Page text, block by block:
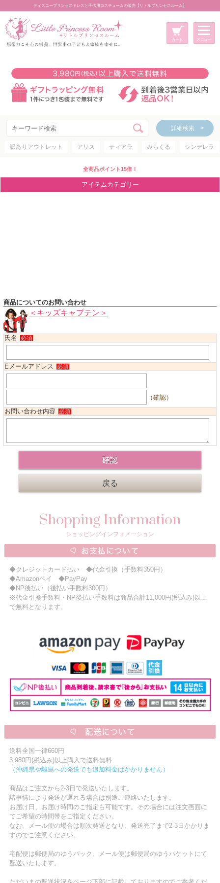
ディズニープリンセスドレスと子供用コスチュームの販売【リトルプリンセスルーム】
詳細検索 >
訳ありアウトレット アリス ティアラ みらくる シンデレラ
全商品ポイント15倍！
アイテムカテゴリー
商品についてのお問い合わせ
＜キッズキャプテン＞
氏名 必須
Eメールアドレス 必須
（確認）
お問い合わせ内容
必須
Shopping Information
ショッピングインフォメーション
◆クレジットカード払い ◆代金引換（手数料350円）
◆Amazonペイ ◆PayPay
◆NP後払い（後払い手数料300円）
※代金引換手数料・NP後払い手数料は商品合計11,000円(税込み)以上
で無料となります。
送料全国一律660円
3,980円(税込み)以上購入で送料無料
（沖縄県や離島への発送でも追加料金はかかりません）
商品はご注文から2-3日で発送いたします。
諸事情により発送が遅れる場合は別途ご連絡いたします。
お届け日、お届け時間のご指定も可能です。その場合には注文画面に
てご希望の時間帯をご指定ください。
なお、メール便の場合は順次発送となり、発送完了まで2-3日かかりま
すのでご注意ください。
宅配便は郵便局のゆうパック、メール便は郵便局のゆうパケットにて
配送いたします。
新規会員登録
マイページ
カート
詳細検索 >
アイテムカテゴリー
ディズニープリンセス
ディズニキャラクター
ショッピングインフォメーション
お支払・送料
サイズの測り方
ブログ
ニュースレター購読
マイページログイン
お問い合わせ
当店は持続可能な開発目標「SDGs」を推進しています。